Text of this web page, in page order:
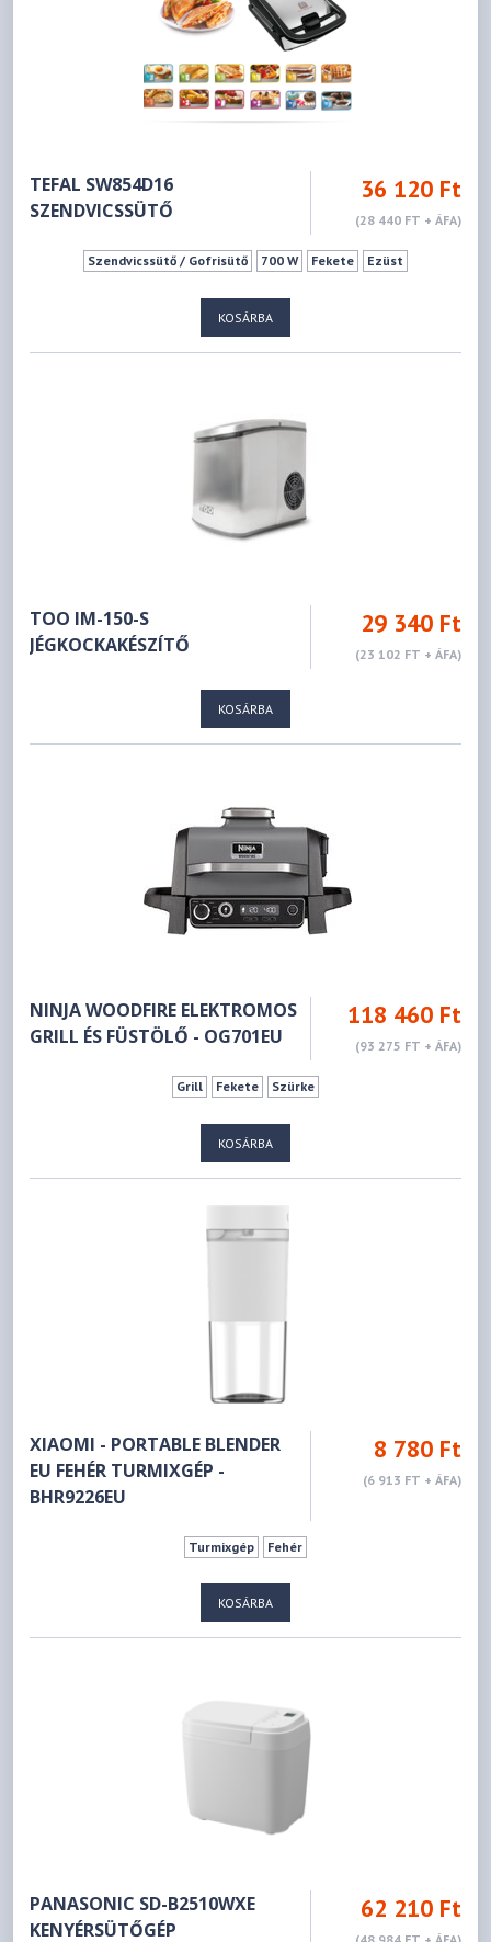
TEFAL SW854D16
SZENDVICSSÜTŐ
36 120 Ft
(28 440 FT + ÁFA)
Szendvicssütő / Gofrisütő 700 W Fekete Ezüst
KOSÁRBA
TOO IM-150-S
JÉGKOCKAKÉSZÍTŐ
29 340 Ft
(23 102 FT + ÁFA)
KOSÁRBA
NINJA WOODFIRE ELEKTROMOS
GRILL ÉS FÜSTÖLŐ - OG701EU
118 460 Ft
(93 275 FT + ÁFA)
Grill Fekete Szürke
KOSÁRBA
XIAOMI - PORTABLE BLENDER
EU FEHÉR TURMIXGÉP -
BHR9226EU
8 780 Ft
(6 913 FT + ÁFA)
Turmixgép Fehér
KOSÁRBA
PANASONIC SD-B2510WXE
KENYÉRSÜTŐGÉP
62 210 Ft